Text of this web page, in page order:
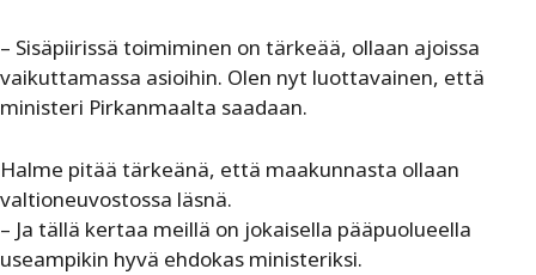
– Sisäpiirissä toimiminen on tärkeää, ollaan ajoissa
vaikuttamassa asioihin. Olen nyt luottavainen, että
ministeri Pirkanmaalta saadaan.
Halme pitää tärkeänä, että maakunnasta ollaan
valtioneuvostossa läsnä.
– Ja tällä kertaa meillä on jokaisella pääpuolueella
useampikin hyvä ehdokas ministeriksi.